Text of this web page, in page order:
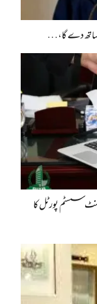
ساتھ دے گا،…
سسٹم پورٹل کا